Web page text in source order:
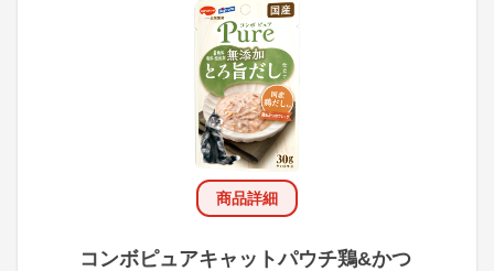
商品詳細
コンボピュアキャットパウチ鶏&かつ